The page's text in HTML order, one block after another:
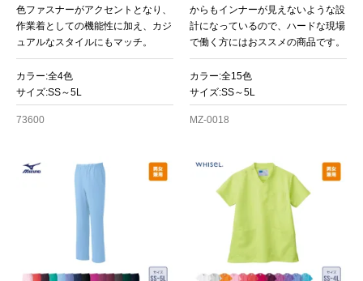
色ファスナーがアクセントとなり、
作業着としての機能性に加え、カジ
ュアルなスタイルにもマッチ。
カラー:全4色
サイズ:SS～5L
73600
からもインナーが見えないような設
計になっているので、ハードな現場
で働く方にはおススメの商品です。
カラー:全15色
サイズ:SS～5L
MZ-0018